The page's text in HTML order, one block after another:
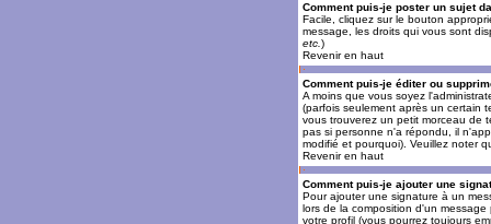
Comment puis-je poster un sujet
Facile, cliquez sur le bouton
message, les droits qui vous sont
etc. )
Revenir en haut
Comment puis-je éditer ou
A moins que vous soyez
(parfois seulement après un certain
vous trouverez un petit morceau de
pas si personne n'a répondu, il
modifié et pourquoi). Veuillez noter
Revenir en haut
Comment puis-je ajouter une
Pour ajouter une signature à un
lors de la composition d'un
votre profil (vous pourrez toujours